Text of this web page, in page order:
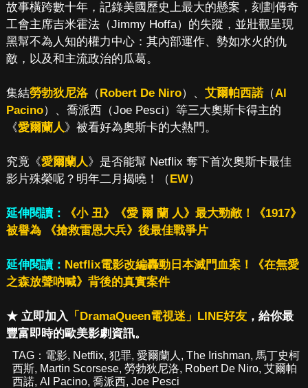
故事橫跨數十年，記錄美國歷史上最大的懸案，刻劃傳奇
工會主席吉米霍法（Jimmy Hoffa）的失蹤，並壯觀呈現
黑幫不為人知的權力中心：其內部運作、勢如水火的仇
敵，以及和主流政治的瓜葛。
集結勞勃狄尼洛（Robert De Niro）、 艾爾帕西諾（Al
Pacino）、喬派西（Joe Pesci）等三大奧斯卡得主的
《愛爾蘭人》被看好為奧斯卡的大熱門。
究竟《愛爾蘭人》是否能幫 Netflix 奪下首次奧斯卡最佳
影片殊榮呢？明年二月揭曉！（EW）
延伸閱讀：
《小 丑》《愛 爾 蘭 人》最大勁敵！《1917》
被譽為 《搶救雷恩大兵》後最佳戰爭片
延伸閱讀： Netflix電影改編轟動日本滅門血案！《在無愛
之森放聲吶喊》背後的真實案件
★ 立即加入 「DramaQueen電視迷」LINE好友，給你最
豐富即時的歐美影劇資訊。
TAG： 電影, Netflix, 犯罪, 愛爾蘭人 , The Irishman, 馬丁史柯
西斯, Martin Scorsese, 勞勃狄尼洛, Robert De Niro, 艾爾帕
西諾, Al Pacino, 喬派西, Joe Pesci